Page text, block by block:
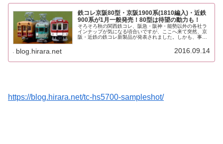
鉄コレ京阪80型・京阪1900系(1810編入)・近鉄
900系が1月一般発売！80型は待望の動力も！
そろそろ秋の関西鉄コレ、阪急・阪神・能勢以外の各社ラ
インナップが気になる頃合いですが、ここへ来て突然、京
阪・近鉄の鉄コレ新製品が発表されました。しかも、事業
blog.hirara.net 2016.09.14
https://blog.hirara.net/tc-hs5700-sampleshot/